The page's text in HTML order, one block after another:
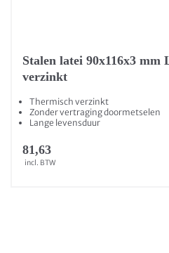
Stalen latei 90x116x3 mm
verzinkt
Thermisch verzinkt
Zonder vertraging doormetselen
Lange levensduur
81,63
incl. BTW